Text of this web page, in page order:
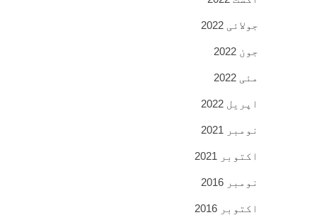
جولائی 2022
جون 2022
مئی 2022
اپریل 2022
نومبر 2021
اکتوبر 2021
نومبر 2016
اکتوبر 2016